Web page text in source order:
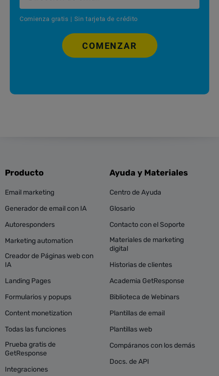
Comienza gratis | Sin tarjeta de crédito
COMENZAR
Producto
Email marketing
Generador de email con IA
Autoresponders
Marketing automation
Creador de Páginas web con
IA
Landing Pages
Formularios y popups
Content monetization
Todas las funciones
Prueba gratis de
GetResponse
Integraciones
Ayuda y Materiales
Centro de Ayuda
Glosario
Contacto con el Soporte
Materiales de marketing
digital
Historias de clientes
Academia GetResponse
Biblioteca de Webinars
Plantillas de email
Plantillas web
Compáranos con los demás
Docs. de API